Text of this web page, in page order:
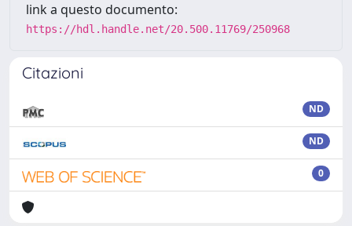
link a questo documento:
https://hdl.handle.net/20.500.11769/250968
Citazioni
ND
ND
0